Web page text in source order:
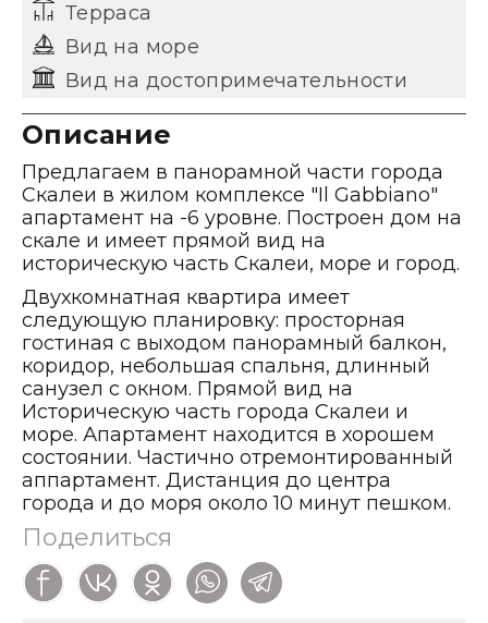
Терраса
Вид на море
Вид на достопримечательности
Описание
Предлагаем в панорамной части города
Скалеи в жилом комплексе "Il Gabbiano"
апартамент на -6 уровне. Построен дом на
скале и имеет прямой вид на
историческую часть Скалеи, море и город.
Двухкомнатная квартира имеет
следующую планировку: просторная
гостиная с выходом панорамный балкон,
коридор, небольшая спальня, длинный
санузел с окном. Прямой вид на
Историческую часть города Скалеи и
море. Апартамент находится в хорошем
состоянии. Частично отремонтированный
аппартамент. Дистанция до центра
города и до моря около 10 минут пешком.
Поделиться